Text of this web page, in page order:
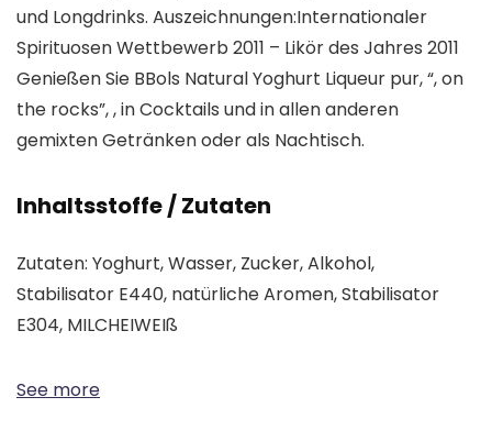
und Longdrinks. Auszeichnungen:Internationaler
Spirituosen Wettbewerb 2011 – Likör des Jahres 2011
Genießen Sie BBols Natural Yoghurt Liqueur pur, “, on
the rocks”, , in Cocktails und in allen anderen
gemixten Getränken oder als Nachtisch.
Inhaltsstoffe / Zutaten
Zutaten: Yoghurt, Wasser, Zucker, Alkohol,
Stabilisator E440, natürliche Aromen, Stabilisator
E304, MILCHEIWEIß
See more